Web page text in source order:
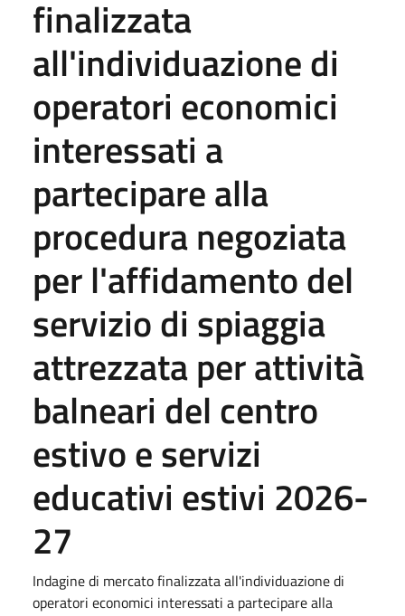
finalizzata
all'individuazione di
operatori economici
interessati a
partecipare alla
procedura negoziata
per l'affidamento del
servizio di spiaggia
attrezzata per attività
balneari del centro
estivo e servizi
educativi estivi 2026-
27
Indagine di mercato finalizzata all'individuazione di
operatori economici interessati a partecipare alla